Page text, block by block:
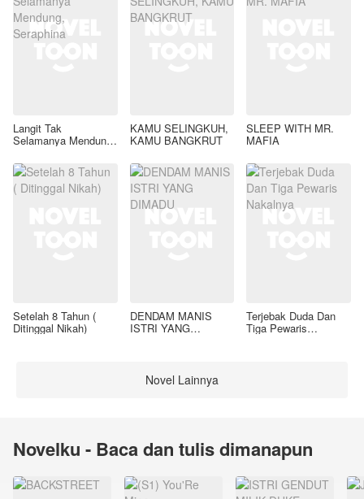
Langit Tak
Selamanya Mendung,
KAMU SELINGKUH,
KAMU BANGKRUT
SLEEP WITH MR.
MAFIA
Setelah 8 Tahun (
Ditinggal Nikah)
DENDAM MANIS
ISTRI YANG
Terjebak Duda Dan
Tiga Pewaris
Novel Lainnya
Novelku - Baca dan tulis dimanapun